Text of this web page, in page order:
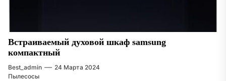
Встраиваемый духовой шкаф samsung
компактный
Best_admin
24 Марта 2024
Пылесосы